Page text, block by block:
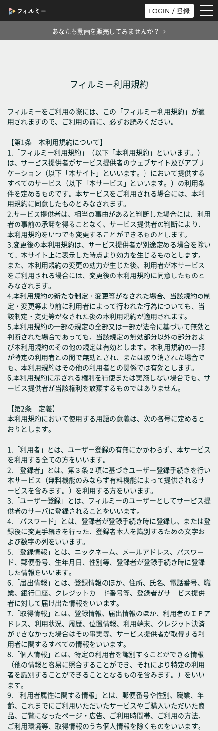
LOGIN / 登録
あなたも動画を販売してみませんか？
フィルミー利用規約
フィルミーをご利用の際には、この「フィルミー利用規約」が適
用されますので、ご利用の前に、必ずお読みください。
【第1条 本利用規約について】
1.「フィルミー利用規約」（以下「本利用規約」といいます。）
は、サービス提供者がサービス提供者のウェブサイト及びアプリ
ケーション（以下「本サイト」といいます。）において提供する
すべてのサービス（以下「本サービス」といいます。）の利用条
件を定めるものです。本サービスをご利用される場合には、本利
用規約に同意したものとみなされます。
2.サービス提供者は、相当の事由があると判断した場合には、利用
者の事前の承諾を得ることなく、サービス提供者の判断により、
本利用規約をいつでも変更することができるものとします。
3.変更後の本利用規約は、サービス提供者が別途定める場合を除い
て、本サイト上に表示した時点より効力を生じるものとします。
また、本利用規約の変更の効力が生じた後、利用者が本サービス
をご利用される場合には、変更後の本利用規約に同意したものと
みなされます。
4.本利用規約の新たな制定・変更等がなされた場合、当該規約の制
定・変更等より前に利用者によって行われた行為についても、当
該制定・変更等がなされた後の本利用規約が適用されます。
5.本利用規約の一部の規定の全部又は一部が法令に基づいて無効と
判断された場合であっても、当該規定の無効部分以外の部分およ
び本利用規約のその他の規定は有効とします。本利用規約の一部
が特定の利用者との間で無効とされ、または取り消された場合で
も、本利用規約はその他の利用者との関係では有効とします。
6.本利用規約に示される権利を行使または実施しない場合でも、サ
ービス提供者が当該権利を放棄するものではありません。
【第2条 定義】
本利用規約において使用する用語の意義は、次の各号に定めると
おりとします。
1.「利用者」とは、ユーザー登録の有無にかかわらず、本サービス
を利用する全ての方をいいます。
2.「登録者」とは、第３条２項に基づきユーザー登録手続きを行い
本サービス（無料機能のみならず有料機能によって提供されるサ
ービスを含みます。）を利用する方をいいます。
3.「ユーザー登録」とは、フィルミーのユーザーとしてサービス提
供者のサーバに登録されることをいいます。
4.「パスワード」とは、登録者が登録手続き時に登録し、または登
録後に変更手続きを行った、登録者本人を識別するための文字お
よび数字の列をいいます。
5.「登録情報」とは、ニックネーム、メールアドレス、パスワー
ド、郵便番号、生年月日、性別等、登録者が登録手続き時に登録
した情報をいいます。
6.「届出情報」とは、登録情報のほか、住所、氏名、電話番号、職
業、銀行口座、クレジットカード番号等、登録者がサービス提供
者に対して届け出た情報をいいます。
7.「取得情報」とは、登録情報、届出情報のほか、利用者のＩＰア
ドレス、利用状況、履歴、位置情報、利用端末、クレジット決済
ができなかった場合はその事実等、サービス提供者が取得する利
用者に関するすべての情報をいいます。
8.「個人情報」とは、特定の利用者を識別することができる情報
（他の情報と容易に照合することができ、それにより特定の利用
者を識別することができることとなるものを含みます。）をいい
ます。
9.「利用者属性に関する情報」とは、郵便番号や性別、職業、年
齢、これまでにご利用いただいたサービスやご購入いただいた商
品、ご覧になったページ・広告、ご利用時間帯、ご利用の方法、
ご利用環境等、取得情報のうち個人情報を除くものをいいます。